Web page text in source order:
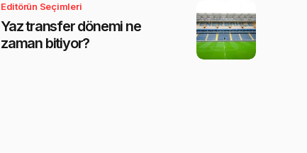
Editörün Seçimleri
Yaz transfer dönemi ne
zaman bitiyor?